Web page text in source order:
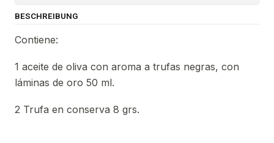
BESCHREIBUNG
Contiene:
1 aceite de oliva con aroma a trufas negras, con
láminas de oro 50 ml.
2 Trufa en conserva 8 grs.